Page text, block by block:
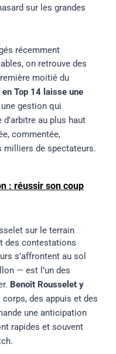
sur les grandes
récemment
on retrouve des
moitié du
Top 14 laisse une
gestion qui
au plus haut
commentée,
milliers de spectateurs.
: réussir son coup
sur le terrain
des contestations
s’affrontent au sol
— est l’un des
Benoît Rousselet y
des appuis et des
une anticipation
rapides et souvent